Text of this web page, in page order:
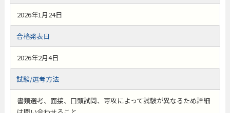
2026年1月24日
合格発表日
2026年2月4日
試験/選考方法
書類選考、面接、口頭試問、専攻によって試験が異なるため詳細